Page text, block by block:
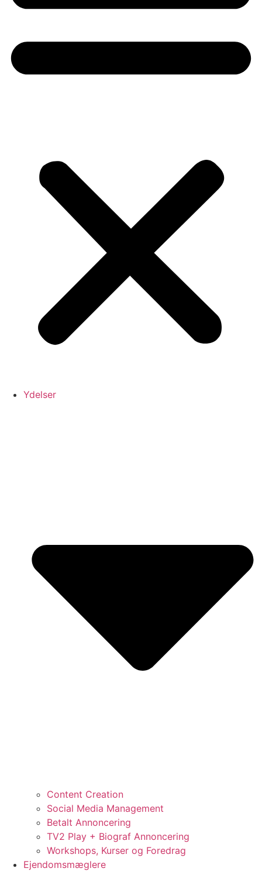
Ydelser
Content Creation
Social Media Management
Betalt Annoncering
TV2 Play + Biograf Annoncering
Workshops, Kurser og Foredrag
Ejendomsmæglere